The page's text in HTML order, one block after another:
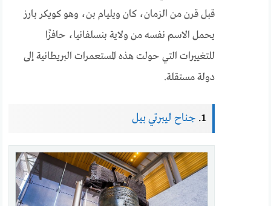
قبل قرن من الزمان، كان ويليام بن، وهو كويكر بارز
يحمل الاسم نفسه من ولاية بنسلفانيا، حافزًا
للتغييرات التي حولت هذه المستعمرات البريطانية إلى
دولة مستقلة.
1. جناح ليبرتي بيل